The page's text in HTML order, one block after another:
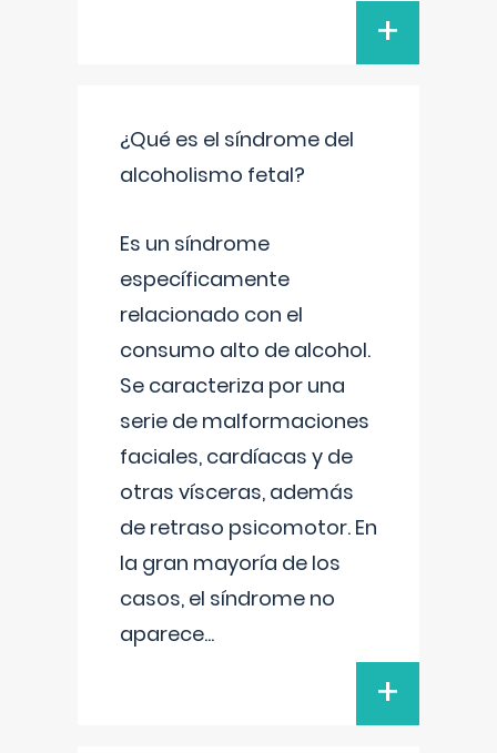
+
¿Qué es el síndrome del
alcoholismo fetal?
Es un síndrome
específicamente
relacionado con el
consumo alto de alcohol.
Se caracteriza por una
serie de malformaciones
faciales, cardíacas y de
otras vísceras, además
de retraso psicomotor. En
la gran mayoría de los
casos, el síndrome no
aparece...
+